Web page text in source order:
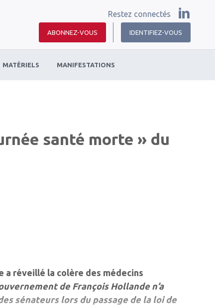
Restez connectés
ABONNEZ-VOUS IDENTIFIEZ-VOUS
MATÉRIELS MANIFESTATIONS
santé morte » du
a réveillé la colère des médecins
de François Hollande n’a
sénateurs lors du passage de la loi de